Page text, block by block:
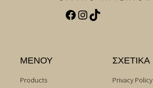
Facebook
Instagram
TikTok
ΜΕΝΟΥ
Products
ΣΧΕΤΙΚΑ
Privacy Policy